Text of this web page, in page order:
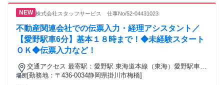
株式会社スタッフサービス 仕事No/52-04431023
不動産関連会社での伝票入力・経理アシスタント／
【愛野駅車6分】基本１８時まで！◆未経験スタート
ＯＫ◆伝票入力など！
場所
交通アクセス 最寄駅：愛野駅 東海道本線（東海）愛野駅車6
分 車通勤可能
[勤務地：〒436-0034静岡県掛川市梅橋]